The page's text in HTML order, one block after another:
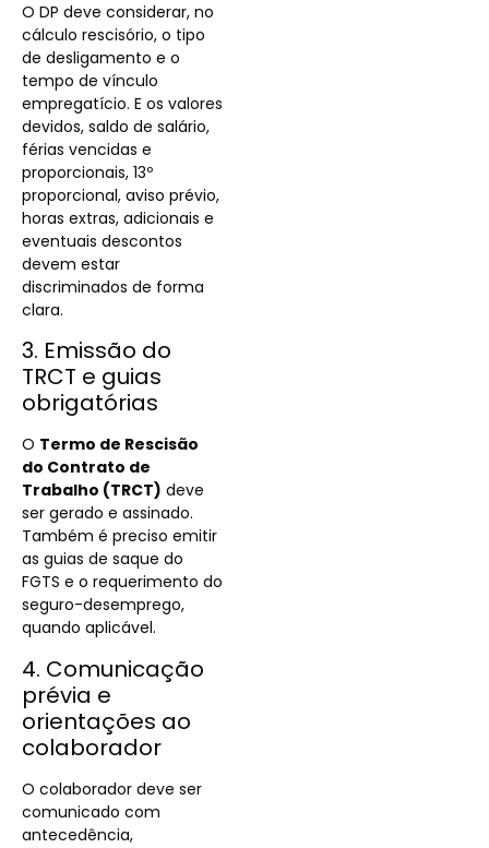
O DP deve considerar, no
cálculo rescisório, o tipo
de desligamento e o
tempo de vínculo
empregatício. E os valores
devidos, saldo de salário,
férias vencidas e
proporcionais, 13º
proporcional, aviso prévio,
horas extras, adicionais e
eventuais descontos
devem estar
discriminados de forma
clara.
3. Emissão do
TRCT e guias
obrigatórias
O Termo de Rescisão
do Contrato de
Trabalho (TRCT) deve
ser gerado e assinado.
Também é preciso emitir
as guias de saque do
FGTS e o requerimento do
seguro-desemprego,
quando aplicável.
4. Comunicação
prévia e
orientações ao
colaborador
O colaborador deve ser
comunicado com
antecedência,